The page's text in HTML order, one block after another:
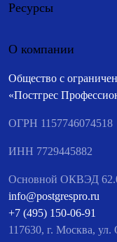
Общество с
«Постгрес
ОГРН 1157746074518
ИНН 7729445882
Основной ОКВЭД
info@postgrespro.ru
+7 (495) 150-06-91
117630, г. Москва,
Ресурсы
О компании